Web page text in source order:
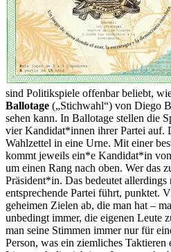
sind Politikspiele offenbar beliebt,
Ballotage („Stichwahl“) von Diego
sehen kann. In Ballotage stellen die
vier Kandidat*innen ihrer Partei auf.
Wahlzettel in eine Urne. Mit einer
kommt jeweils ein*e Kandidat*in
um einen Rang nach oben. Wer das
Präsident*in. Das bedeutet allerdings
entsprechende Partei führt, punktet.
geheimen Zielen ab, die man hat –
unbedingt immer, die eigenen Leute
man seine Stimmen immer nur für
Person, was ein ziemliches